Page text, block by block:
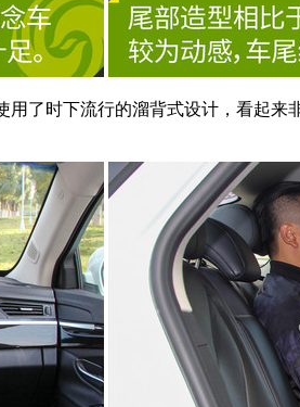
了时下流行的溜背式设计，看起